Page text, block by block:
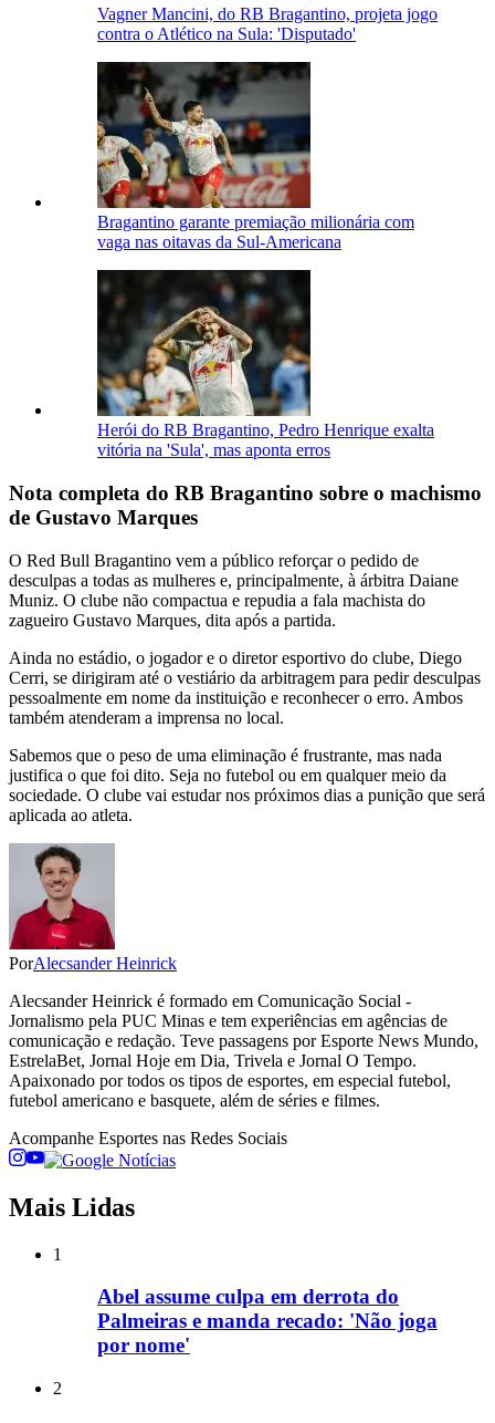
Vagner Mancini, do RB Bragantino, projeta jogo
contra o Atlético na Sula: 'Disputado'
Bragantino garante premiação milionária com
vaga nas oitavas da Sul-Americana
Herói do RB Bragantino, Pedro Henrique exalta
vitória na 'Sula', mas aponta erros
Nota completa do RB Bragantino sobre o machismo
de Gustavo Marques
O Red Bull Bragantino vem a público reforçar o pedido de
desculpas a todas as mulheres e, principalmente, à árbitra Daiane
Muniz. O clube não compactua e repudia a fala machista do
zagueiro Gustavo Marques, dita após a partida.
Ainda no estádio, o jogador e o diretor esportivo do clube, Diego
Cerri, se dirigiram até o vestiário da arbitragem para pedir desculpas
pessoalmente em nome da instituição e reconhecer o erro. Ambos
também atenderam a imprensa no local.
Sabemos que o peso de uma eliminação é frustrante, mas nada
justifica o que foi dito. Seja no futebol ou em qualquer meio da
sociedade. O clube vai estudar nos próximos dias a punição que será
aplicada ao atleta.
PorAlecsander Heinrick
Alecsander Heinrick é formado em Comunicação Social -
Jornalismo pela PUC Minas e tem experiências em agências de
comunicação e redação. Teve passagens por Esporte News Mundo,
EstrelaBet, Jornal Hoje em Dia, Trivela e Jornal O Tempo.
Apaixonado por todos os tipos de esportes, em especial futebol,
futebol americano e basquete, além de séries e filmes.
Acompanhe Esportes nas Redes Sociais
Mais Lidas
1
Abel assume culpa em derrota do
Palmeiras e manda recado: 'Não joga
por nome'
2